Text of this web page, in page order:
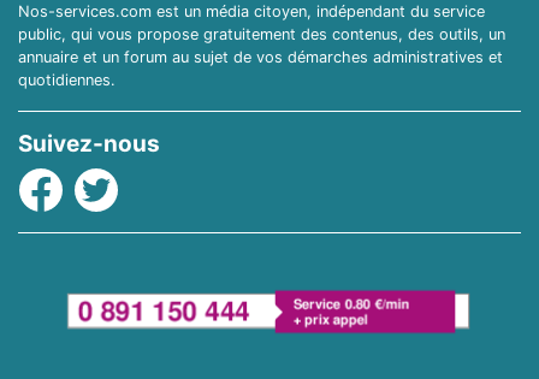
Nos-services.com est un média citoyen, indépendant du service
public, qui vous propose gratuitement des contenus, des outils, un
annuaire et un forum au sujet de vos démarches administratives et
quotidiennes.
Suivez-nous
Facebook
Twitter